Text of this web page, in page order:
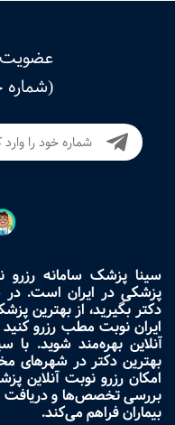
عضویت
(شماره
سینا پزشک سامانه رزرو
پزشکی در ایران است. در
دکتر بگیرید، از
ایران نوبت مطب رزرو
آنلاین بهره‌مند شوید.
بهترین دکتر در شهرهای
امکان رزرو نوبت آنلاین
بررسی تخصص‌ها و دریافت
بیماران فراهم می‌کند.